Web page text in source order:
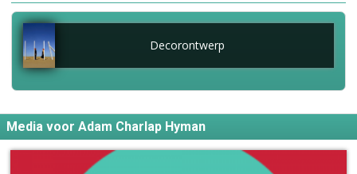
Decorontwerp
Media voor Adam Charlap Hyman